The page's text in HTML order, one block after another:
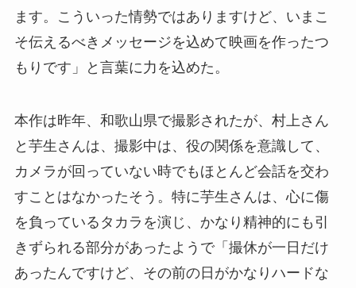
ます。こういった情勢ではありますけど、いまこ
そ伝えるべきメッセージを込めて映画を作ったつ
もりです」と言葉に力を込めた。
本作は昨年、和歌山県で撮影されたが、村上さん
と芋生さんは、撮影中は、役の関係を意識して、
カメラが回っていない時でもほとんど会話を交わ
すことはなかったそう。特に芋生さんは、心に傷
を負っているタカラを演じ、かなり精神的にも引
きずられる部分があったようで「撮休が一日だけ
あったんですけど、その前の日がかなりハードな